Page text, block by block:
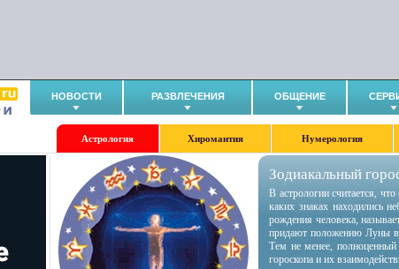
НОВОСТИ РАЗВЛЕЧЕНИЯ ОБЩЕНИЕ
Астрология Хиромантия Нумерология
Зодиакальный
В астрологии считается,
каких знаках находились
рождения человека,
придают положению Луны
Тем не менее, полноценный
гороскопа и их